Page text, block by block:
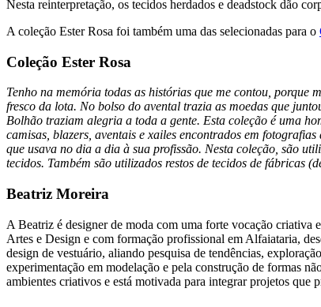
Nesta reinterpretação, os tecidos herdados e deadstock dão
A coleção Ester Rosa foi também uma das selecionadas para o
Coleção Ester Rosa
Tenho na memória todas as histórias que me contou, porque
fresco da lota. No bolso do avental trazia as moedas que
Bolhão traziam alegria a toda a gente. Esta coleção é uma
camisas, blazers, aventais e xailes encontrados em
que usava no dia a dia à sua profissão. Nesta coleção, são
tecidos. Também são utilizados restos de tecidos de fábricas
Beatriz Moreira
A Beatriz é designer de moda com uma forte vocação
Artes e Design e com formação profissional em Alfaiataria,
design de vestuário, aliando pesquisa de tendências,
experimentação em modelação e pela construção de formas
ambientes criativos e está motivada para integrar projetos que